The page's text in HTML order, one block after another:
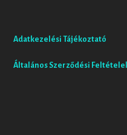
Adatkezelési Tájékoztató
Általános Szerződési Feltételek